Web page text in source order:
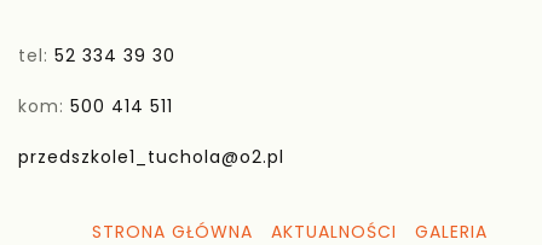
tel: 52 334 39 30
kom: 500 414 511
przedszkole1_tuchola@o2.pl
STRONA GŁÓWNA AKTUALNOŚCI
GALERIA